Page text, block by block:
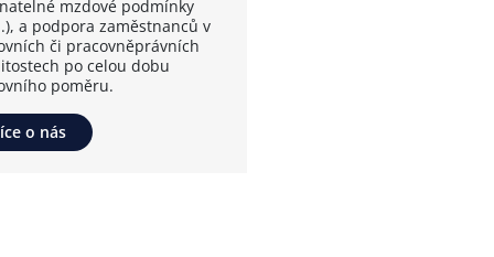
mzdové podmínky
a podpora zaměstnanců v
či pracovněprávních
po celou dobu
poměru.
o nás